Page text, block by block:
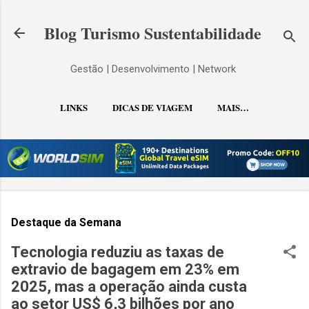
Blog Turismo Sustentabilidade
Gestão | Desenvolvimento | Network
LINKS DICAS DE VIAGEM MAIS…
CONTATO
Destaque da Semana
Tecnologia reduziu as taxas de
extravio de bagagem em 23% em
2025, mas a operação ainda custa
ao setor US$ 6,3 bilhões por ano